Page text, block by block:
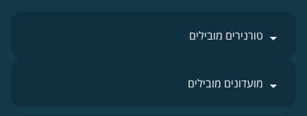
טורנירים מובילים
מועדונים מובילים